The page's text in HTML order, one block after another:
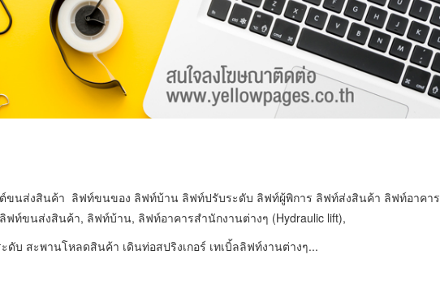
ขนส่งสินค้า ลิฟท์ขนของ ลิฟท์บ้าน ลิฟท์ปรับระดับ ลิฟท์ผู้พิการ ลิฟท์ส่งสินค้า ลิฟท์อาคาร
ฟท์ขนส่งสินค้า, ลิฟท์บ้าน, ลิฟท์อาคารสำนักงานต่างๆ (Hydraulic lift),
บ สะพานโหลดสินค้า เดินท่อสปริงเกอร์ เทเบิ้ลลิฟท์งานต่างๆ...